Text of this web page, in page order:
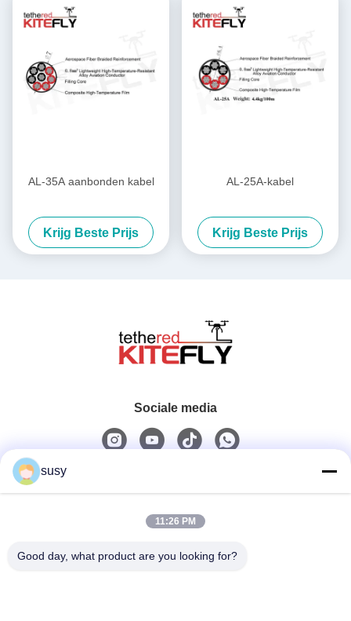
AL-35A aanbonden kabel
Krijg Beste Prijs
AL-25A-kabel
Krijg Beste Prijs
Sociale media
0086-19952400441
susy
11:26 PM
Good day, what product are you looking for?